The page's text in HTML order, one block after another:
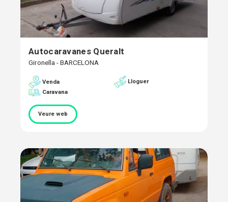
Autocaravanes Queralt
Gironella - BARCELONA
Venda
Lloguer
Caravana
Veure web